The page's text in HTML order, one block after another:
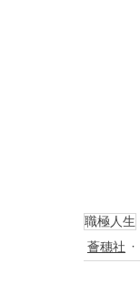
職極人生
薈穗社